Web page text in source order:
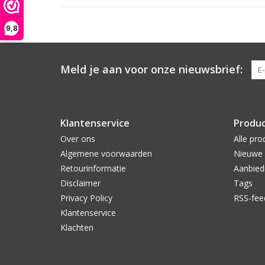
9,8
Meld je aan voor onze nieuwsbrief:
Klantenservice
Over ons
Algemene voorwaarden
Retourinformatie
Disclaimer
Privacy Policy
Klantenservice
Klachten
Alle
Tags
RSS-